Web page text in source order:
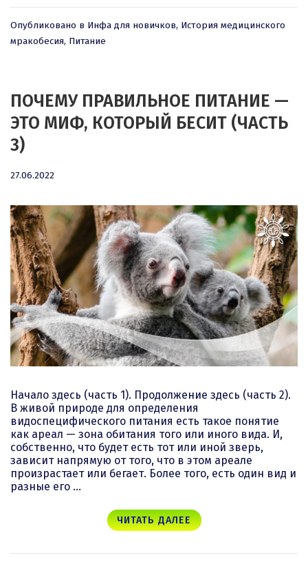
Опубликовано в Инфа для новичков, История медицинского
мракобесия, Питание
ПОЧЕМУ ПРАВИЛЬНОЕ ПИТАНИЕ —
ЭТО МИФ, КОТОРЫЙ БЕСИТ (ЧАСТЬ
3)
27.06.2022
Начало здесь (часть 1). Продолжение здесь (часть 2).
В живой природе для определения
видоспецифического питания есть такое понятие
как ареал — зона обитания того или иного вида. И,
собственно, что будет есть тот или иной зверь,
зависит напрямую от того, что в этом ареале
произрастает или бегает. Более того, есть один вид и
разные его …
ЧИТАТЬ ДАЛЕЕ